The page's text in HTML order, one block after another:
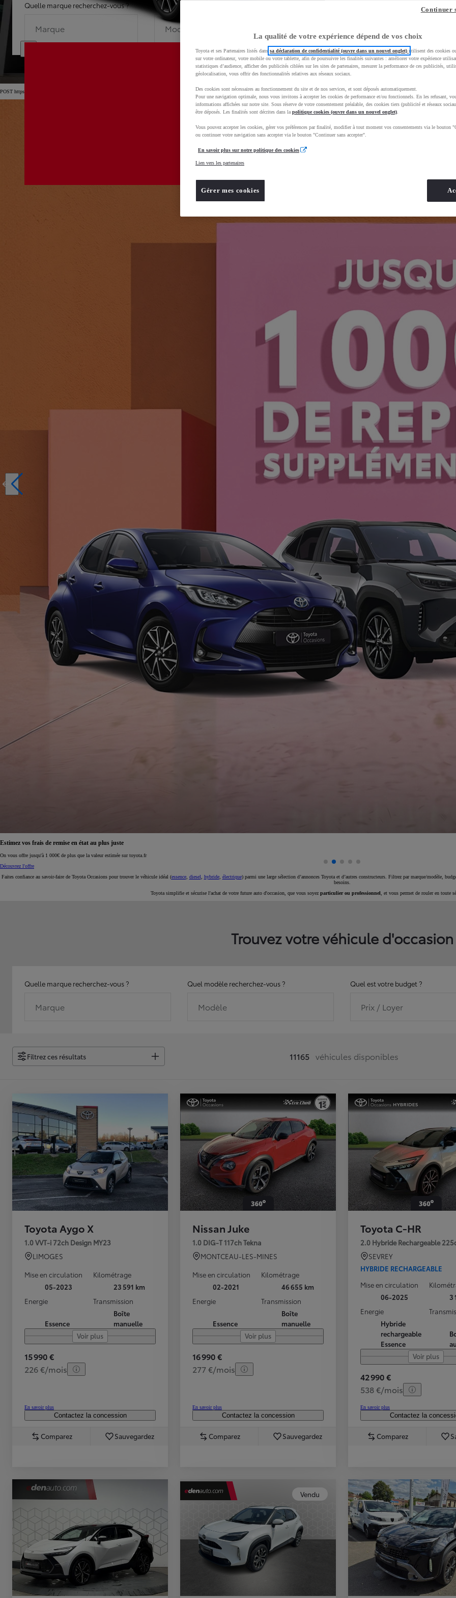
Nouvelle Yaris Cross
Disponible prochainement
TOYOTA C-HR
HYBRIDE OU HYBRIDE RECHARGEABLE
Quelle marque recherchez-vous ?
Marque
Quel modèle recherchez-vous ?
Modèle
Dans quelle
POST https://usc-webcomponents.toyota-europe.com/v1/car-filter-header/fr/fr?carFilter=used&brand=toyota&uscEnv=production&useGlobalStore=true&vehicules%2Fsogida-marmande=
Estimez vos frais de remise en état au plus juste
On vous offre jusqu'à 1 000€ de plus que la valeur estimée sur toyota.fr
Découvrez l'offre
Faites confiance au savoir-faire de Toyota Occasions pour trouver le véhicule idéal (essence, diesel hybride, électrique) parmi une large sélection d’annonces Toyota et d’autres constructeurs. Filtrez par marque/modèle,
besoins.
Toyota simplifie et sécurise l'achat de votre future auto d'occasion, que vous soyez particulier ou professionnel , et vous permet de rouler en toute
Trouvez votre véhicule d'occasion
Quelle marque recherchez-vous ?
Marque
Quel modèle recherchez-vous ?
Modèle
Quel est votre budget ?
Prix / Loyer
Filtrez ces résultats 11165 véhicules disponibles
Toyota Aygo X
1.0 VVT-i 72ch Design MY23
LIMOGES
Mise en circulation
05-2023
Kilométrage
23 591 km
Energie
Essence
Transmission
Boîte
manuelle
Voir plus
15 990 €
226 €/mois
En savoir plus
Contactez la concession
Comparez Sauvegardez
Nissan Juke
1.0 DIG-T 117ch Tekna
MONTCEAU-LES-MINES
Mise en circulation
02-2021
Kilométrage
46 655 km
Energie
Essence
Transmission
Boîte
manuelle
Voir plus
16 990 €
277 €/mois
En savoir plus
Contactez la concession
Comparez Sauvegardez
Toyota C-HR
2.0 Hybride Rechargeable
SEVREY
HYBRIDE RECHARGEABLE
Mise en circulation
06-2025
3
Energie
Hybride
rechargeable
Essence
Voir plus
42 990 €
538 €/mois
En savoir plus
Contactez la
Comparez
Vendu
La qualité de votre expérience dépend de vos choix
Toyota et ses Partenaires listés dans sa déclaration de confidentialité (ouvre dans un nouvel onglet) utilisent des cookies
sur votre ordinateur, votre mobile ou votre tablette, afin de poursuivre les finalités suivantes : améliorer votre expérience
statistiques d’audience, afficher des publicités ciblées sur les sites de partenaires, mesurer la performance de ces publicités,
géolocalisation, vous offrir des fonctionnalités relatives aux réseaux sociaux.
Des cookies sont nécessaires au fonctionnement du site et de nos services, et sont déposés automatiquement.
Pour une navigation optimale, nous vous invitons à accepter les cookies de performance et/ou fonctionnels. En les refusant,
informations affichées sur notre site. Sous réserve de votre consentement préalable, des cookies tiers (publicité et réseaux
être déposés. Les finalités sont décrites dans la politique cookies (ouvre dans un nouvel onglet)
Vous pouvez accepter les cookies, gérer vos préférences par finalité, modifier à tout moment vos consentements via le bouton
ou continuer votre navigation sans accepter via le bouton "Continuer sans accepter".
En savoir plus sur notre politique des cookies
Lien vers les partenaires
Gérer mes cookies
Continuer